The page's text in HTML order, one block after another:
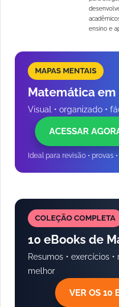
ensino e
MAPAS MENTAIS
Matemática em
Visual • organizado •
ACESSAR
Ideal para revisão • provas
COLEÇÃO COMPLETA
10 eBooks de
Resumos • exercícios
melhor
VER OS 10